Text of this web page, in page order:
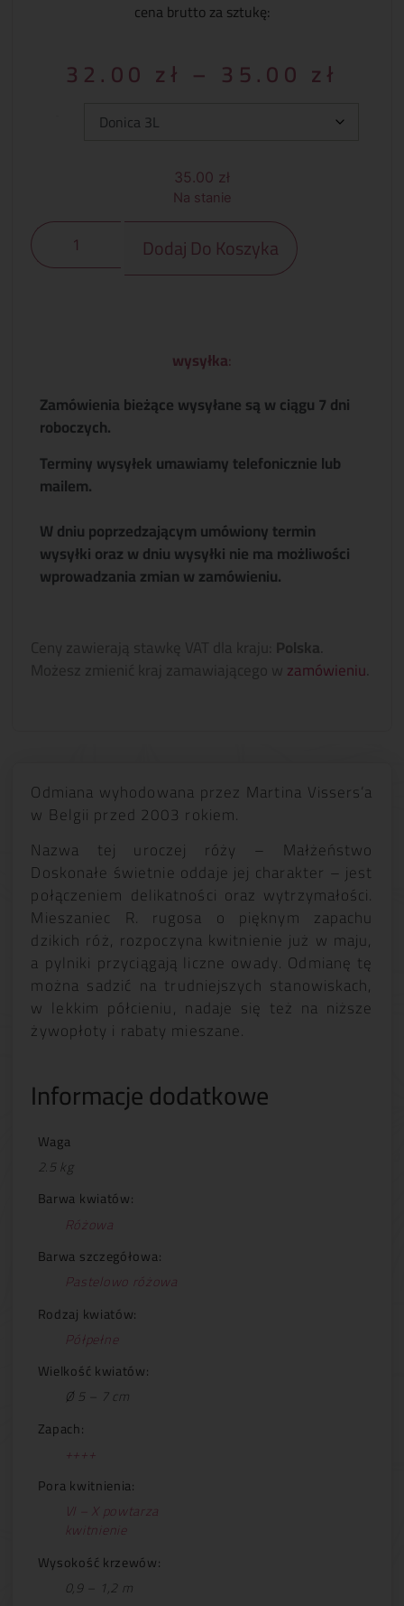
cena brutto za sztukę:
32.00 zł – 35.00 zł
35.00 zł
Na stanie
Dodaj Do Koszyka
wysyłka:
Zamówienia bieżące wysyłane są w ciągu 7 dni
roboczych.
Terminy wysyłek umawiamy telefonicznie lub
mailem.
W dniu poprzedzającym umówiony termin
wysyłki oraz w dniu wysyłki nie ma możliwości
wprowadzania zmian w zamówieniu.
Ceny zawierają stawkę VAT dla kraju: Polska
Możesz zmienić kraj zamawiającego wzamówieniu
Odmiana wyhodowana przez Martina Vissers’a
w Belgii przed 2003 rokiem.
Nazwa tej uroczej róży – Małżeństwo
Doskonałe świetnie oddaje jej charakter – jest
połączeniem delikatności oraz wytrzymałości.
Mieszaniec R. rugosa o pięknym zapachu
dzikich róż, rozpoczyna kwitnienie już w maju,
a pylniki przyciągają liczne owady. Odmianę tę
można sadzić na trudniejszych stanowiskach,
w lekkim półcieniu, nadaje się też na niższe
żywopłoty i rabaty mieszane.
Informacje dodatkowe
Waga
2.5 kg
Barwa kwiatów:
Różowa
Barwa szczegółowa:
Pastelowo różowa
Rodzaj kwiatów:
Półpełne
Wielkość kwiatów:
Ø 5 – 7 cm
Zapach:
++++
Pora kwitnienia:
VI – X powtarza
kwitnienie
Wysokość krzewów:
0,9 – 1,2 m